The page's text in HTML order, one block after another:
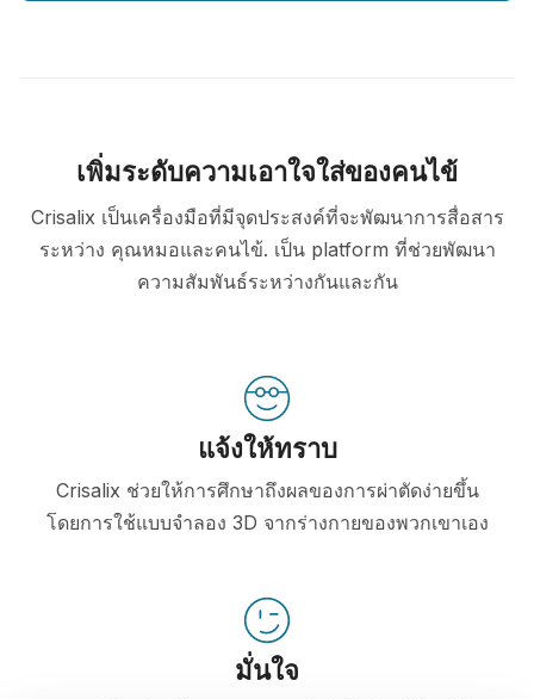
เพิ่มระดับความเอาใจใส่ของคนไข้
Crisalix เป็นเครื่องมือที่มีจุดประสงค์ที่จะพัฒนาการสื่อสาร
ระหว่าง คุณหมอและคนไข้. เป็น platform ที่ช่วยพัฒนา
ความสัมพันธ์ระหว่างกันและกัน
แจ้งให้ทราบ
Crisalix ช่วยให้การศึกษาถึงผลของการผ่าตัดง่ายขึ้น
โดยการใช้แบบจำลอง 3D จากร่างกายของพวกเขาเอง
มั่นใจ